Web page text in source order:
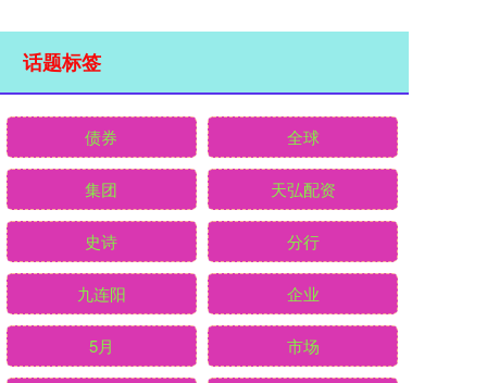
话题标签
债券 全球
集团 天弘配资
史诗 分行
九连阳 企业
5月 市场